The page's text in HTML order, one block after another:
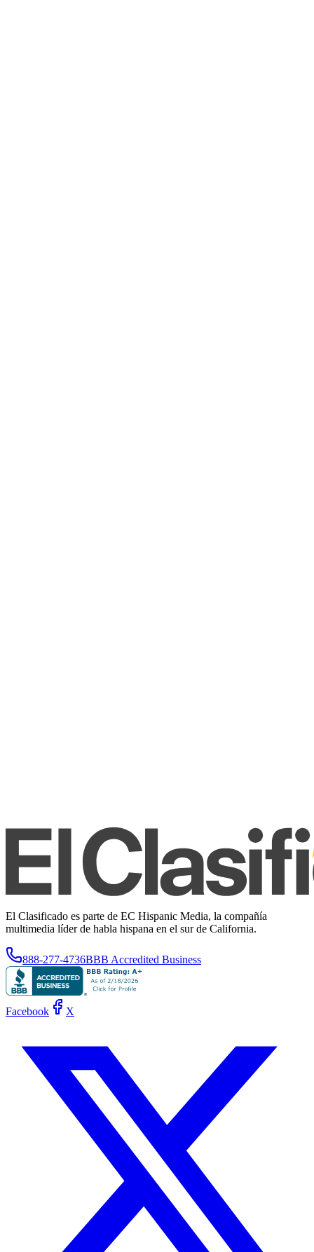
El Clasificado es parte de EC Hispanic Media, la compañía
multimedia líder de habla hispana en el sur de California.
888-277-4736BBB Accredited Business
Facebook X